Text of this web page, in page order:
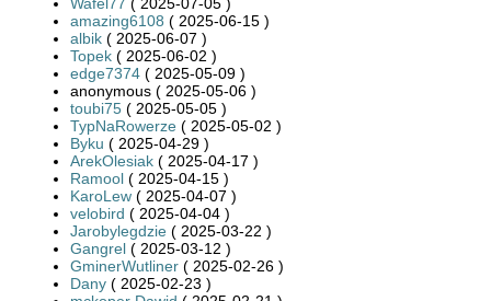
amazing6108 ( 2025-06-15 )
albik ( 2025-06-07 )
Topek ( 2025-06-02 )
edge7374 ( 2025-05-09 )
anonymous ( 2025-05-06 )
toubi75 ( 2025-05-05 )
TypNaRowerze ( 2025-05-02 )
Byku ( 2025-04-29 )
ArekOlesiak ( 2025-04-17 )
Ramool ( 2025-04-15 )
KaroLew ( 2025-04-07 )
velobird ( 2025-04-04 )
Jarobylegdzie ( 2025-03-22 )
Gangrel ( 2025-03-12 )
GminerWutliner ( 2025-02-26 )
Dany ( 2025-02-23 )